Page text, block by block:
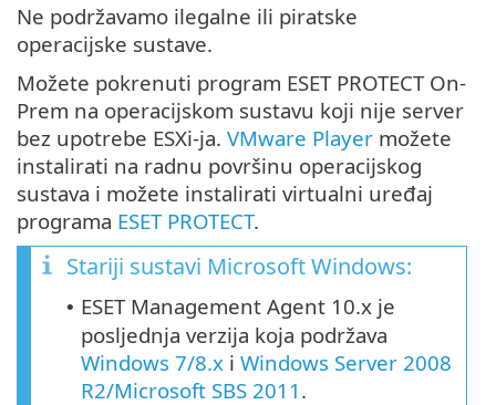
Ne podržavamo ilegalne ili piratske
operacijske sustave.
Možete pokrenuti program ESET PROTECT On-
Prem na operacijskom sustavu koji nije server
bez upotrebe ESXi-ja. VMware Player možete
instalirati na radnu površinu operacijskog
sustava i možete instalirati virtualni uređaj
programa ESET PROTECT.
Stariji sustavi Microsoft Windows:
• ESET Management Agent 10.x je
posljednja verzija koja podržava
Windows 7/8.x i Windows Server 2008
R2/Microsoft SBS 2011 .